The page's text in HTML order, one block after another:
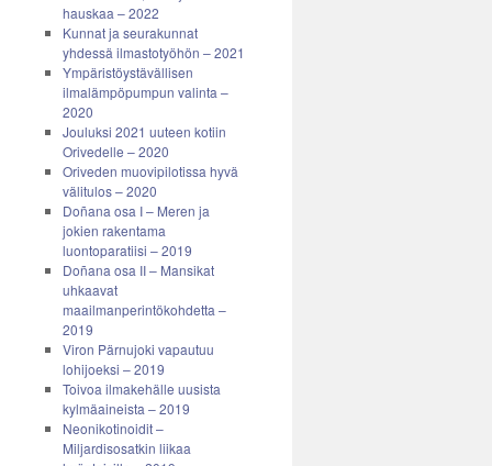
hauskaa – 2022
Kunnat ja seurakunnat
yhdessä ilmastotyöhön – 2021
Ympäristöystävällisen
ilmalämpöpumpun valinta –
2020
Jouluksi 2021 uuteen kotiin
Orivedelle – 2020
Oriveden muovipilotissa hyvä
välitulos – 2020
Doñana osa I – Meren ja
jokien rakentama
luontoparatiisi – 2019
Doñana osa II – Mansikat
uhkaavat
maailmanperintökohdetta –
2019
Viron Pärnujoki vapautuu
lohijoeksi – 2019
Toivoa ilmakehälle uusista
kylmäaineista – 2019
Neonikotinoidit –
Miljardisosatkin liikaa